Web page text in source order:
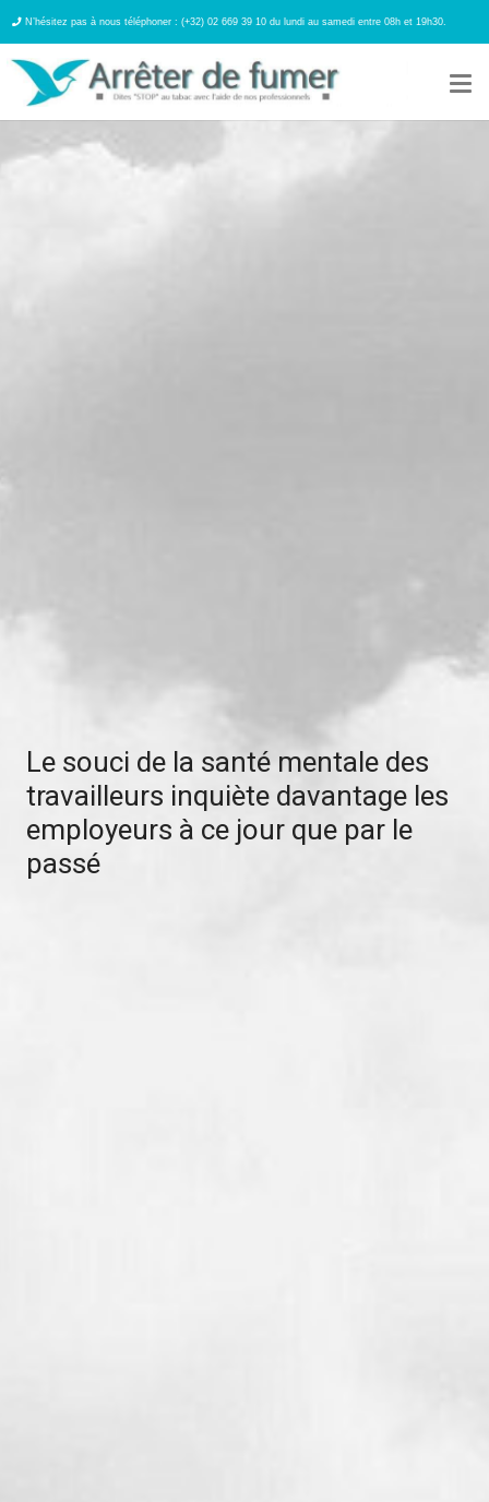
N’hésitez pas à nous téléphoner : (+32) 02 669 39 10 du lundi au samedi entre 08h et 19h30.
Le souci de la santé mentale des
travailleurs inquiète davantage les
employeurs à ce jour que par le
passé